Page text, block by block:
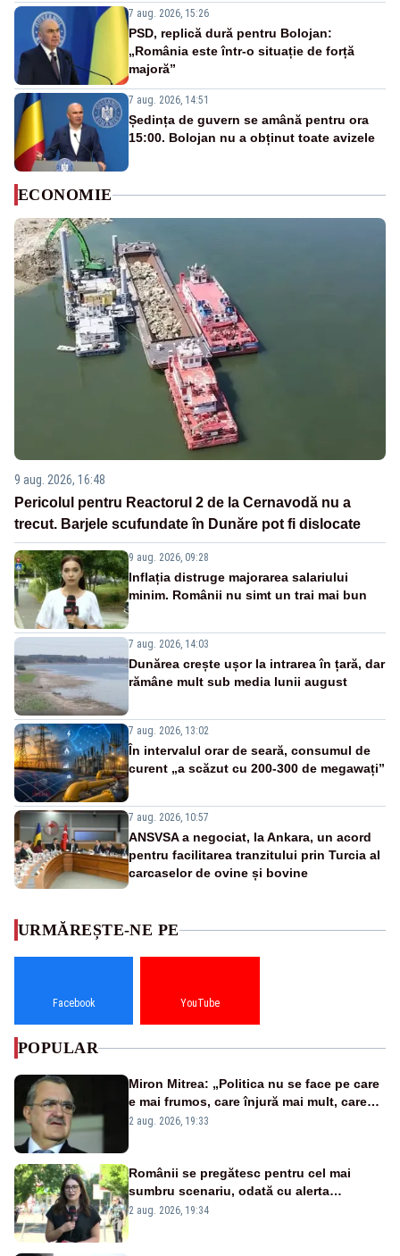
7 aug. 2026, 15:26
PSD, replică dură pentru Bolojan:
„România este într-o situație de forță
majoră”
7 aug. 2026, 14:51
Ședința de guvern se amână pentru ora
15:00. Bolojan nu a obținut toate avizele
ECONOMIE
9 aug. 2026, 16:48
Pericolul pentru Reactorul 2 de la Cernavodă nu a
trecut. Barjele scufundate în Dunăre pot fi dislocate
9 aug. 2026, 09:28
Inflația distruge majorarea salariului
minim. Românii nu simt un trai mai bun
7 aug. 2026, 14:03
Dunărea crește ușor la intrarea în țară, dar
rămâne mult sub media lunii august
7 aug. 2026, 13:02
În intervalul orar de seară, consumul de
curent „a scăzut cu 200-300 de megawați”
7 aug. 2026, 10:57
ANSVSA a negociat, la Ankara, un acord
pentru facilitarea tranzitului prin Turcia al
carcaselor de ovine și bovine
URMĂREȘTE-NE PE
Facebook YouTube
POPULAR
Miron Mitrea: „Politica nu se face pe care
e mai frumos, care înjură mai mult, care
țipă mai tare, ci pe proiecte”
2 aug. 2026, 19:33
Românii se pregătesc pentru cel mai
sumbru scenariu, odată cu alerta
energetică
2 aug. 2026, 19:34